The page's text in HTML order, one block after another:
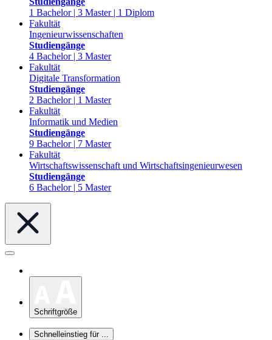
1 Bachelor | 3 Master | 1 Diplom
Fakultät
Ingenieurwissenschaften
Studiengänge
4 Bachelor | 3 Master
Fakultät
Digitale Transformation
Studiengänge
2 Bachelor | 1 Master
Fakultät
Informatik und Medien
Studiengänge
9 Bachelor | 7 Master
Fakultät
Wirtschaftswissenschaft und Wirtschaftsingenieurwesen
Studiengänge
6 Bachelor | 5 Master
Schriftgröße
Schnelleinstieg für ...